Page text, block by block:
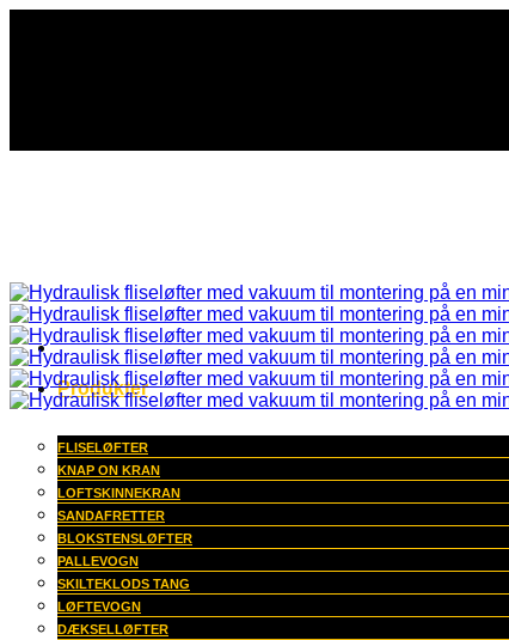
Produkter
FLISELØFTER
KNAP ON KRAN
LOFTSKINNEKRAN
SANDAFRETTER
BLOKSTENSLØFTER
PALLEVOGN
SKILTEKLODS TANG
LØFTEVOGN
DÆKSELLØFTER